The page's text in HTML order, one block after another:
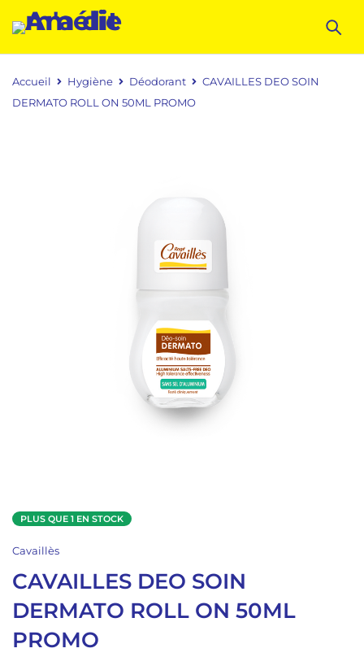
Accueil Hygiène Déodorant
CAVAILLES DEO SOIN
DERMATO ROLL ON 50ML PROMO
PLUS QUE 1 EN STOCK
Cavaillès
CAVAILLES DEO SOIN
DERMATO ROLL ON 50ML
PROMO